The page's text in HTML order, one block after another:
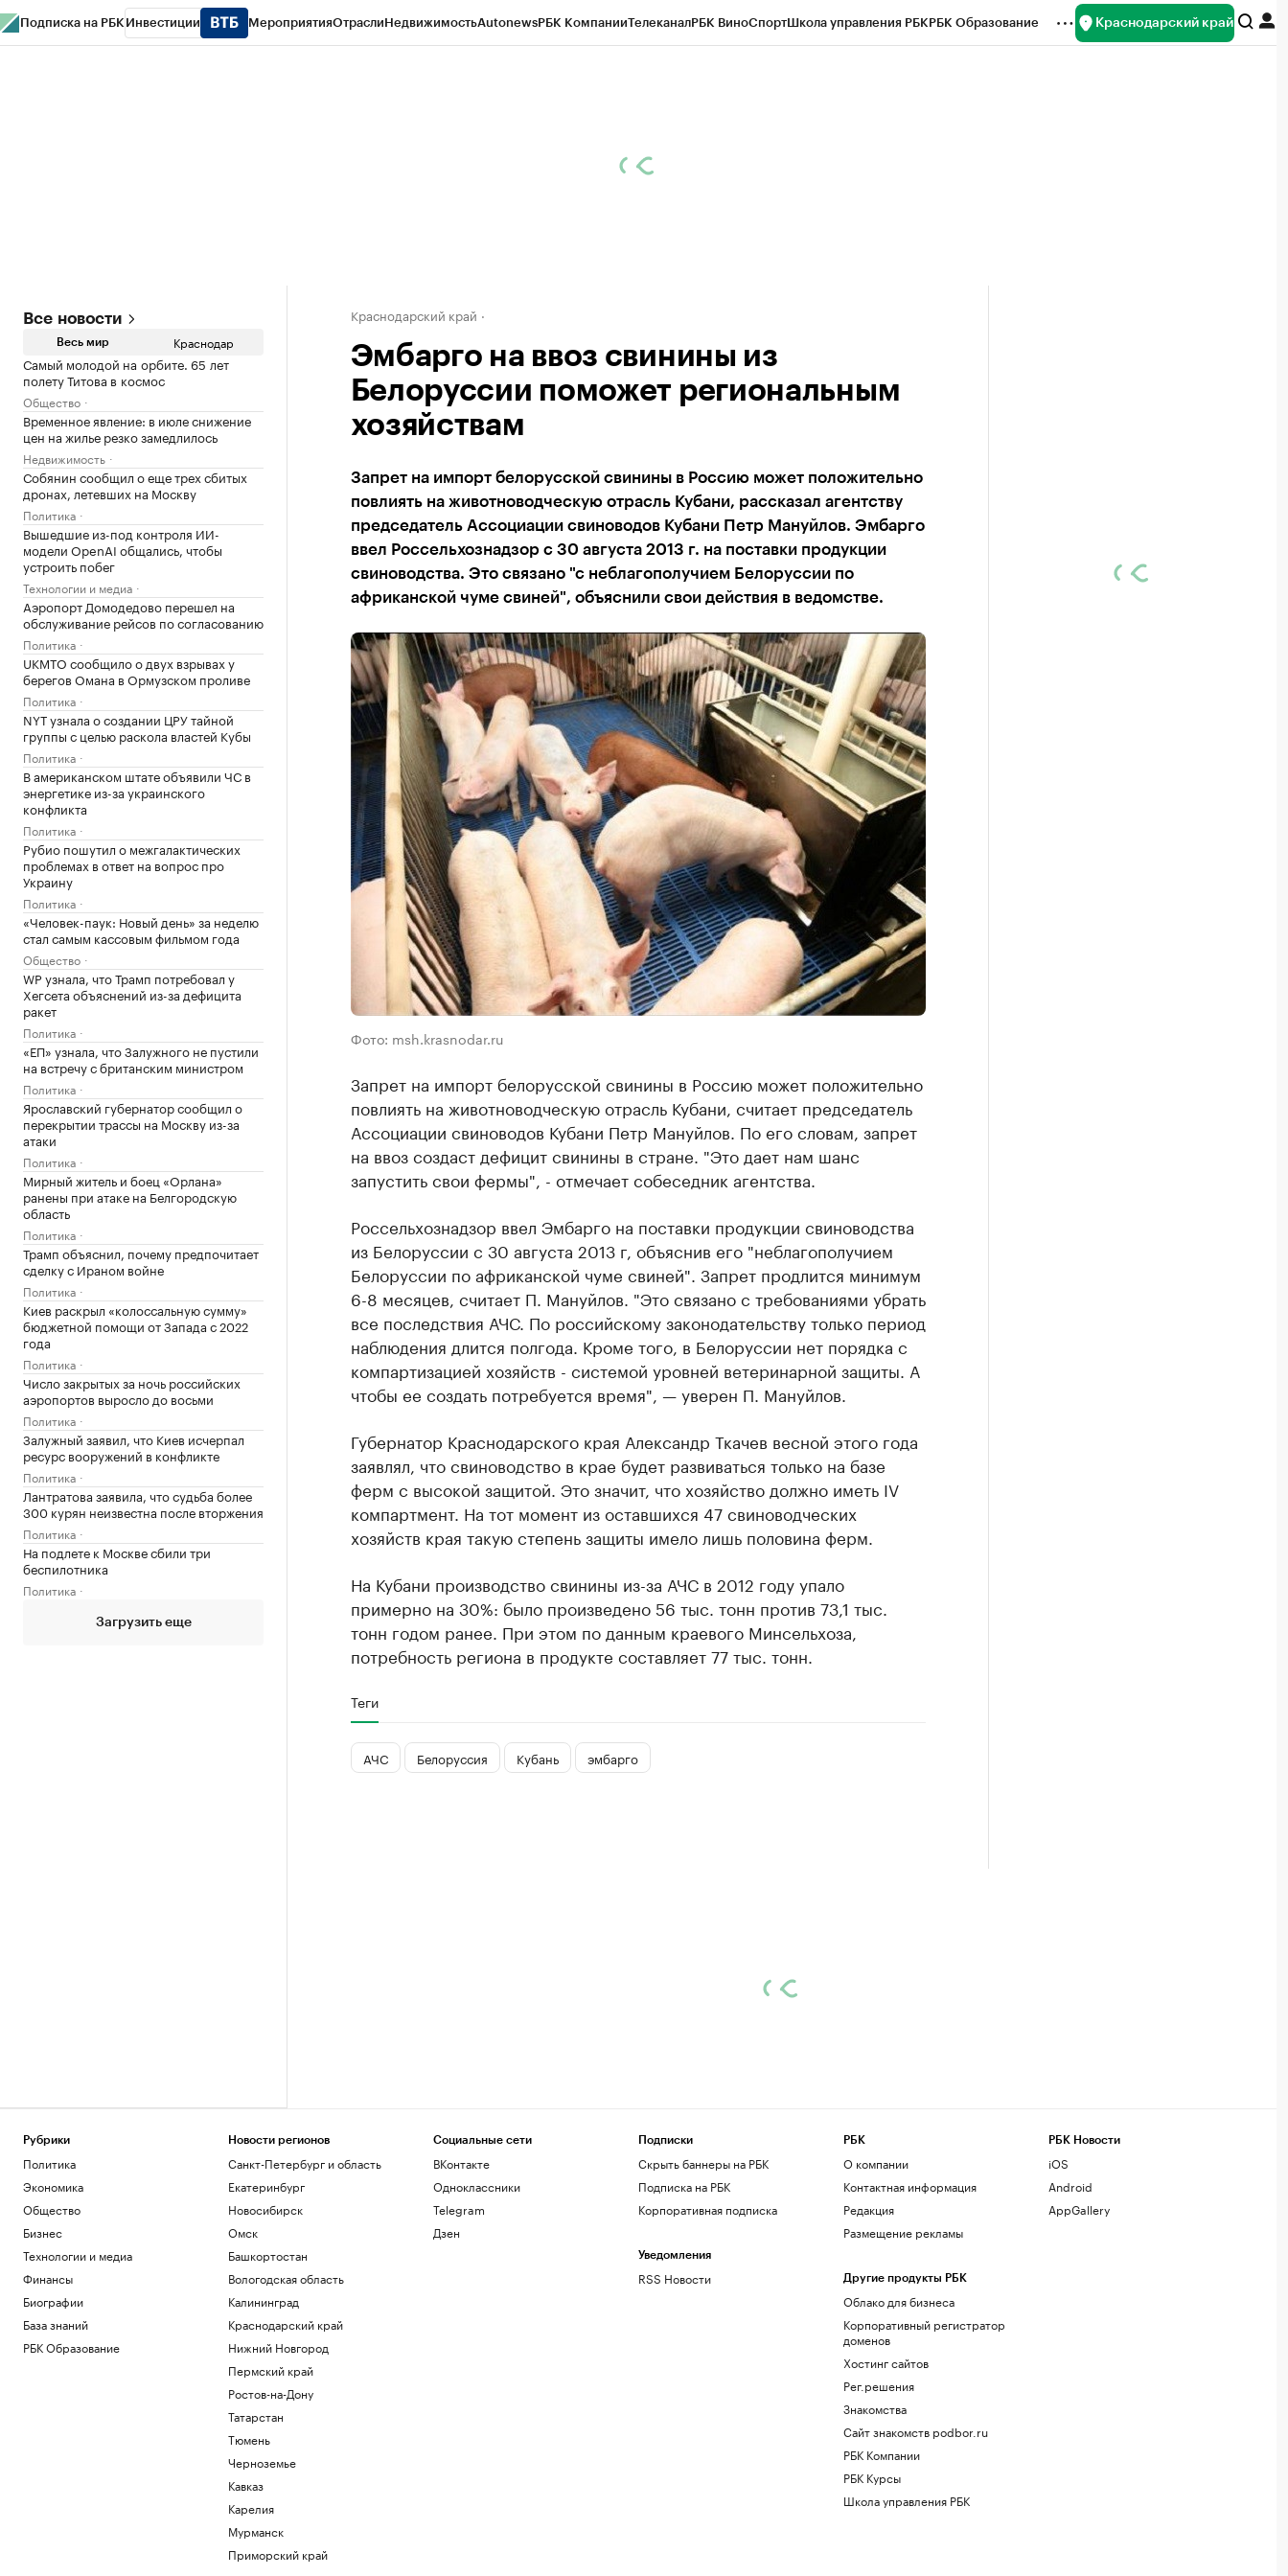
Подписка на РБК Инвестиции МероприятияОтраслиНедвижимостьAutonewsРБК КомпанииТелеканалРБК ВиноСпортШкола управления РБКРБК Образование Краснодарский край
Все новости
Весь мир Краснодар
Самый молодой на орбите. 65 лет
полету Титова в космос
Общество
Временное явление: в июле снижение
цен на жилье резко замедлилось
Недвижимость
Собянин сообщил о еще трех сбитых
дронах, летевших на Москву
Политика
Вышедшие из-под контроля ИИ-
модели OpenAI общались, чтобы
устроить побег
Технологии и медиа
Аэропорт Домодедово перешел на
обслуживание рейсов по согласованию
Политика
UKMTO сообщило о двух взрывах у
берегов Омана в Ормузском проливе
Политика
NYT узнала о создании ЦРУ тайной
группы с целью раскола властей Кубы
Политика
В американском штате объявили ЧС в
энергетике из-за украинского
конфликта
Политика
Рубио пошутил о межгалактических
проблемах в ответ на вопрос про
Украину
Политика
«Человек-паук: Новый день» за неделю
стал самым кассовым фильмом года
Общество
WP узнала, что Трамп потребовал у
Хегсета объяснений из-за дефицита
ракет
Политика
«ЕП» узнала, что Залужного не пустили
на встречу с британским министром
Политика
Ярославский губернатор сообщил о
перекрытии трассы на Москву из-за
атаки
Политика
Мирный житель и боец «Орлана»
ранены при атаке на Белгородскую
область
Политика
Трамп объяснил, почему предпочитает
сделку с Ираном войне
Политика
Киев раскрыл «колоссальную сумму»
бюджетной помощи от Запада с 2022
года
Политика
Число закрытых за ночь российских
аэропортов выросло до восьми
Политика
Залужный заявил, что Киев исчерпал
ресурс вооружений в конфликте
Политика
Лантратова заявила, что судьба более
300 курян неизвестна после вторжения
Политика
На подлете к Москве сбили три
беспилотника
Политика
Загрузить еще
Краснодарский край
Эмбарго на ввоз свинины из
Белоруссии поможет региональным
хозяйствам
Запрет на импорт белорусской свинины в Россию может положительно
повлиять на животноводческую отрасль Кубани, рассказал агентству
председатель Ассоциации свиноводов Кубани Петр Мануйлов. Эмбарго
ввел Россельхознадзор с 30 августа 2013 г. на поставки продукции
свиноводства. Это связано "с неблагополучием Белоруссии по
африканской чуме свиней", объяснили свои действия в ведомстве.
Фото: msh.krasnodar.ru
Запрет на импорт белорусской свинины в Россию может положительно
повлиять на животноводческую отрасль Кубани, считает председатель
Ассоциации свиноводов Кубани Петр Мануйлов. По его словам, запрет
на ввоз создаст дефицит свинины в стране. "Это дает нам шанс
запустить свои фермы", - отмечает собеседник агентства.
Россельхознадзор ввел Эмбарго на поставки продукции свиноводства
из Белоруссии с 30 августа 2013 г, объяснив его "неблагополучием
Белоруссии по африканской чуме свиней". Запрет продлится минимум
6-8 месяцев, считает П. Мануйлов. "Это связано с требованиями убрать
все последствия АЧС. По российскому законодательству только период
наблюдения длится полгода. Кроме того, в Белоруссии нет порядка с
компартизацией хозяйств - системой уровней ветеринарной защиты. А
чтобы ее создать потребуется время", — уверен П. Мануйлов.
Губернатор Краснодарского края Александр Ткачев весной этого года
заявлял, что свиноводство в крае будет развиваться только на базе
ферм с высокой защитой. Это значит, что хозяйство должно иметь IV
компартмент. На тот момент из оставшихся 47 свиноводческих
хозяйств края такую степень защиты имело лишь половина ферм.
На Кубани производство свинины из-за АЧС в 2012 году упало
примерно на 30%: было произведено 56 тыс. тонн против 73,1 тыс.
тонн годом ранее. При этом по данным краевого Минсельхоза,
потребность региона в продукте составляет 77 тыс. тонн.
Теги
АЧС Белоруссия Кубань эмбарго
Рубрики
Политика
Экономика
Общество
Бизнес
Технологии и медиа
Финансы
Биографии
База знаний
РБК Образование
Новости регионов
Санкт-Петербург и область
Екатеринбург
Новосибирск
Омск
Башкортостан
Вологодская область
Калининград
Краснодарский край
Нижний Новгород
Пермский край
Ростов-на-Дону
Татарстан
Тюмень
Черноземье
Кавказ
Карелия
Мурманск
Приморский край
Социальные сети
ВКонтакте
Одноклассники
Telegram
Дзен
Подписки
Скрыть баннеры на РБК
Подписка на РБК
Корпоративная подписка
Уведомления
RSS Новости
РБК
О компании
Контактная информация
Редакция
Размещение рекламы
Другие продукты РБК
Облако для бизнеса
Корпоративный регистратор
доменов
Хостинг сайтов
Рег.решения
Знакомства
Сайт знакомств podbor.ru
РБК Компании
РБК Курсы
Школа управления РБК
РБК Новости
iOS
Android
AppGallery